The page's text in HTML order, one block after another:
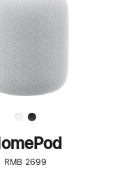
了
解
HomePod<
RMB 2699